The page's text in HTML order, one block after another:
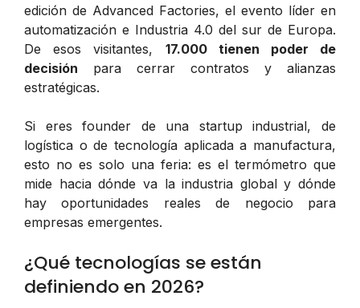
edición de Advanced Factories, el evento líder en
automatización e Industria 4.0 del sur de Europa.
De esos visitantes, 17.000 tienen poder de
decisión para cerrar contratos y alianzas
estratégicas.
Si eres founder de una startup industrial, de
logística o de tecnología aplicada a manufactura,
esto no es solo una feria: es el termómetro que
mide hacia dónde va la industria global y dónde
hay oportunidades reales de negocio para
empresas emergentes.
¿Qué tecnologías se están
definiendo en 2026?